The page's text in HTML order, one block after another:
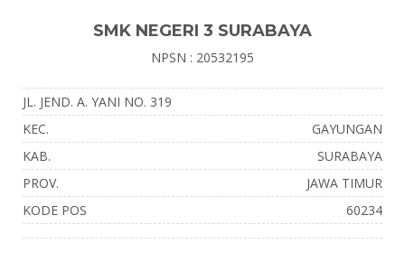
SMK NEGERI 3 SURABAYA
NPSN : 20532195
JL. JEND. A. YANI NO. 319
KEC.
GAYUNGAN
KAB.
SURABAYA
PROV.
JAWA TIMUR
KODE POS
60234